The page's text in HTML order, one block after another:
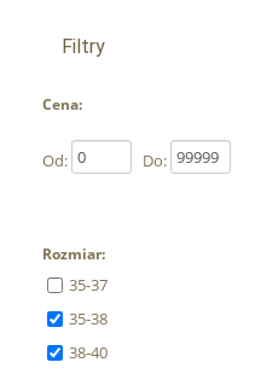
Filtry
Cena:
Od: Do:
Rozmiar:
35-37
35-38
38-40